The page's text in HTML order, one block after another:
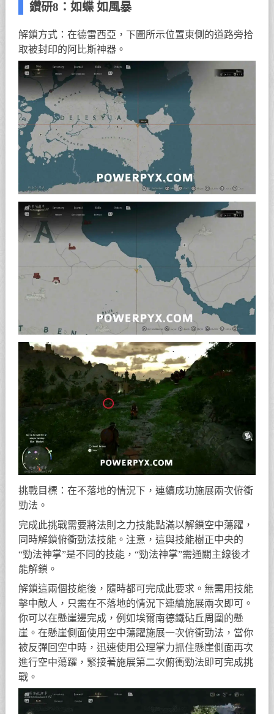
鑽研8：如蝶 如風暴
解鎖方式：在德雷西亞，下圖所示位置東側的道路旁拾
取被封印的阿比斯神器。
挑戰目標：在不落地的情況下，連續成功施展兩次俯衝
勁法。
完成此挑戰需要將法則之力技能點滿以解鎖空中蕩躍，
同時解鎖俯衝勁法技能。注意，這與技能樹正中央的
“勁法神掌”是不同的技能，“勁法神掌”需通關主線後才
能解鎖。
解鎖這兩個技能後，隨時都可完成此要求。無需用技能
擊中敵人，只需在不落地的情況下連續施展兩次即可。
你可以在懸崖邊完成，例如埃爾南德鐵砧丘周圍的懸
崖。在懸崖側面使用空中蕩躍施展一次俯衝勁法，當你
被反彈回空中時，迅速使用公理掌力抓住懸崖側面再次
進行空中蕩躍，緊接著施展第二次俯衝勁法即可完成挑
戰。